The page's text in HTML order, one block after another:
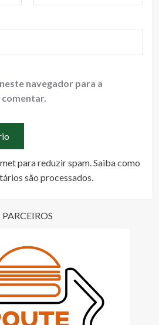
navegador para a
comentar.
para reduzir spam.Saiba como
são processados.
PARCEIROS